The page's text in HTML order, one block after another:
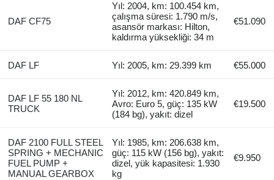
DAF CF75
Yıl: 2004, km: 100.454 km,
çalışma süresi: 1.790 m/s,
asansör markası: Hilton,
kaldırma yüksekliği: 34 m
€51.090
DAF LF Yıl: 2005, km: 29.399 km €55.000
DAF LF 55 180 NL
TRUCK
Yıl: 2012, km: 420.849 km,
Avro: Euro 5, güç: 135 kW
(184 bg), yakıt: dizel
€19.500
DAF 2100 FULL STEEL
SPRING + MECHANIC
FUEL PUMP +
MANUAL GEARBOX
Yıl: 1985, km: 206.638 km,
güç: 115 kW (156 bg), yakıt:
dizel, yük kapasitesi: 1.930
kg
€9.950